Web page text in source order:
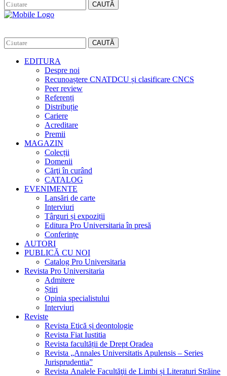
CAUTĂ
CAUTĂ
EDITURA
Despre noi
Recunoaștere CNATDCU și clasificare CNCS
Peer review
Referenți
Distribuție
Cariere
Acreditare
Premii
MAGAZIN
Colecții
Domenii
Cărţi în curând
CATALOG
EVENIMENTE
Lansări de carte
Interviuri
Târguri și expoziții
Editura Pro Universitaria în presă
Conferințe
AUTORI
PUBLICĂ CU NOI
Catalog Pro Universitaria
Revista Pro Universitaria
Admitere
Știri
Opinia specialistului
Interviuri
Reviste
Revista Etică și deontologie
Revista Fiat Iustitia
Revista facultății de Drept Oradea
Revista „Annales Universitatis Apulensis – Series
Jurisprudentia”
Revista Analele Facultăţii de Limbi și Literaturi Străine